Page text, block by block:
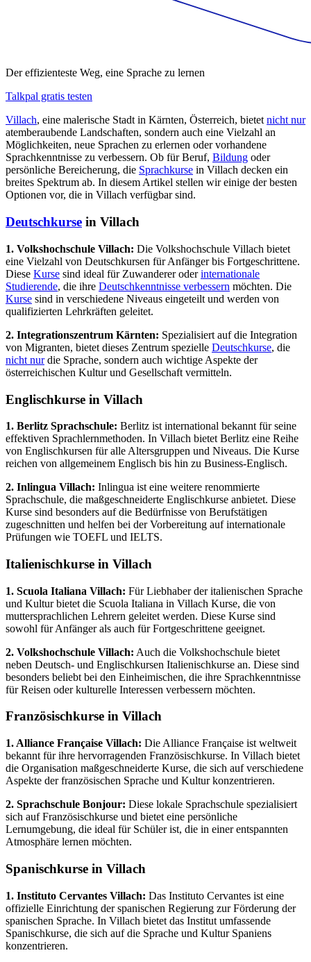
Der effizienteste Weg, eine Sprache zu lernen
Talkpal gratis testen
Villach, eine malerische Stadt in Kärnten, Österreich, bietet nicht nur
atemberaubende Landschaften, sondern auch eine Vielzahl an
Möglichkeiten, neue Sprachen zu erlernen oder vorhandene
Sprachkenntnisse zu verbessern. Ob für Beruf, Bildung oder
persönliche Bereicherung, die Sprachkurse in Villach decken ein
breites Spektrum ab. In diesem Artikel stellen wir einige der besten
Optionen vor, die in Villach verfügbar sind.
Deutschkurse in Villach
1. Volkshochschule Villach: Die Volkshochschule Villach bietet
eine Vielzahl von Deutschkursen für Anfänger bis Fortgeschrittene.
Diese Kurse sind ideal für Zuwanderer oderinternationale
Studierende, die ihre Deutschkenntnisse verbessern möchten. Die
Kurse sind in verschiedene Niveaus eingeteilt und werden von
qualifizierten Lehrkräften geleitet.
2. Integrationszentrum Kärnten: Spezialisiert auf die Integration
von Migranten, bietet dieses Zentrum spezielle Deutschkurse, die
nicht nurdie Sprache, sondern auch wichtige Aspekte der
österreichischen Kultur und Gesellschaft vermitteln.
Englischkurse in Villach
1. Berlitz Sprachschule: Berlitz ist international bekannt für seine
effektiven Sprachlernmethoden. In Villach bietet Berlitz eine Reihe
von Englischkursen für alle Altersgruppen und Niveaus. Die Kurse
reichen von allgemeinem Englisch bis hin zu Business-Englisch.
2. Inlingua Villach: Inlingua ist eine weitere renommierte
Sprachschule, die maßgeschneiderte Englischkurse anbietet. Diese
Kurse sind besonders auf die Bedürfnisse von Berufstätigen
zugeschnitten und helfen bei der Vorbereitung auf internationale
Prüfungen wie TOEFL und IELTS.
Italienischkurse in Villach
1. Scuola Italiana Villach: Für Liebhaber der italienischen Sprache
und Kultur bietet die Scuola Italiana in Villach Kurse, die von
muttersprachlichen Lehrern geleitet werden. Diese Kurse sind
sowohl für Anfänger als auch für Fortgeschrittene geeignet.
2. Volkshochschule Villach: Auch die Volkshochschule bietet
neben Deutsch- und Englischkursen Italienischkurse an. Diese sind
besonders beliebt bei den Einheimischen, die ihre Sprachkenntnisse
für Reisen oder kulturelle Interessen verbessern möchten.
Französischkurse in Villach
1. Alliance Française Villach: Die Alliance Française ist weltweit
bekannt für ihre hervorragenden Französischkurse. In Villach bietet
die Organisation maßgeschneiderte Kurse, die sich auf verschiedene
Aspekte der französischen Sprache und Kultur konzentrieren.
2. Sprachschule Bonjour: Diese lokale Sprachschule spezialisiert
sich auf Französischkurse und bietet eine persönliche
Lernumgebung, die ideal für Schüler ist, die in einer entspannten
Atmosphäre lernen möchten.
Spanischkurse in Villach
1. Instituto Cervantes Villach: Das Instituto Cervantes ist eine
offizielle Einrichtung der spanischen Regierung zur Förderung der
spanischen Sprache. In Villach bietet das Institut umfassende
Spanischkurse, die sich auf die Sprache und Kultur Spaniens
konzentrieren.